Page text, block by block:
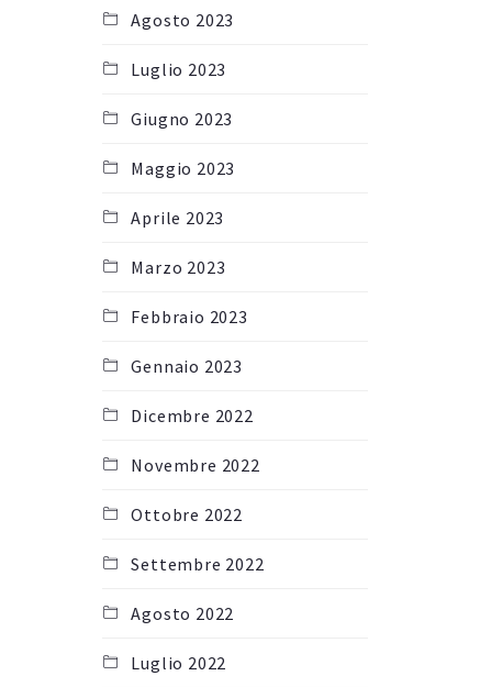
Agosto 2023
Luglio 2023
Giugno 2023
Maggio 2023
Aprile 2023
Marzo 2023
Febbraio 2023
Gennaio 2023
Dicembre 2022
Novembre 2022
Ottobre 2022
Settembre 2022
Agosto 2022
Luglio 2022